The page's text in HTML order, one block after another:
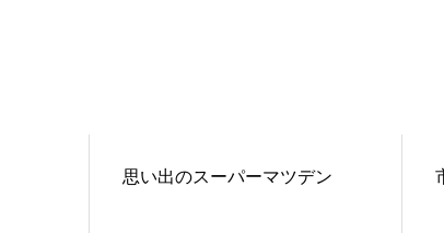
思い出のスーパーマツデン